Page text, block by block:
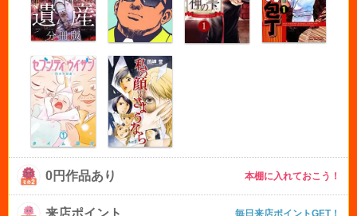
0円作品あり 本棚に入れておこう！
来店ポイント 毎日来店ポイントGET！